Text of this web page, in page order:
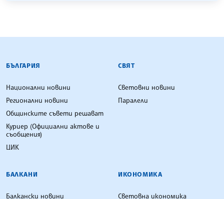
БЪЛГАРСКА ТЕЛЕГРАФНА АГЕНЦИЯ
БЪЛГАРИЯ
Национални новини
Регионални новини
Общинските съвети решават
Куриер (Официални актове и
съобщения)
ЦИК
СВЯТ
Световни новини
Паралели
БАЛКАНИ
Балкански новини
ИКОНОМИКА
Световна икономика